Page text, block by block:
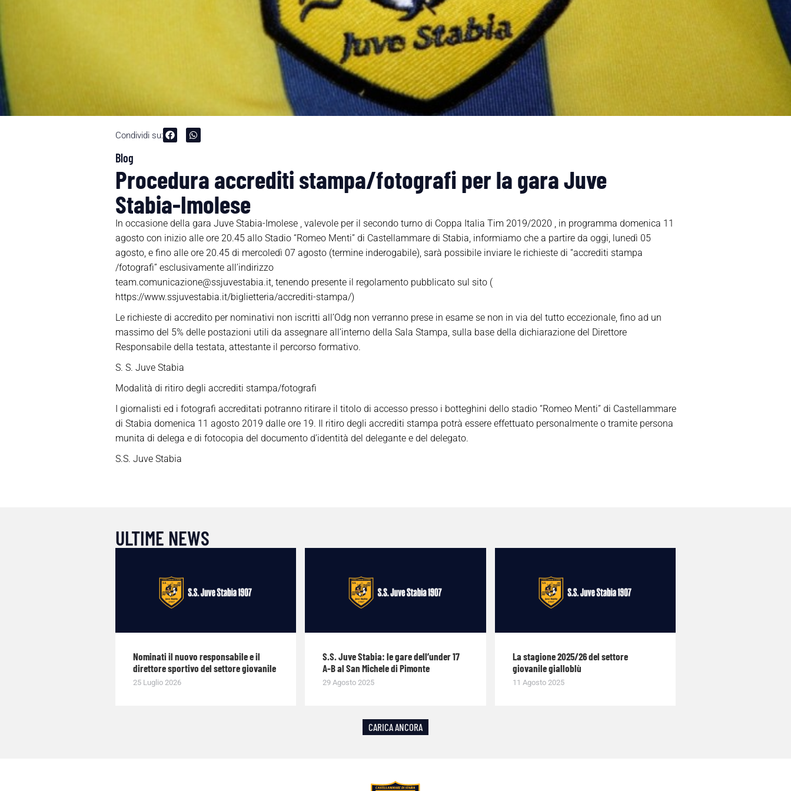
Condividi su:
Blog
Procedura accrediti stampa/fotografi per la gara Juve
Stabia-Imolese
In occasione della gara Juve Stabia-Imolese , valevole per il secondo turno di Coppa Italia Tim 2019/2020 , in programma domenica 11
agosto con inizio alle ore 20.45 allo Stadio “Romeo Menti” di Castellammare di Stabia, informiamo che a partire da oggi, lunedì 05
agosto, e fino alle ore 20.45 di mercoledì 07 agosto (termine inderogabile), sarà possibile inviare le richieste di “accrediti stampa
/fotografi” esclusivamente all’indirizzo
team.comunicazione@ssjuvestabia.it, tenendo presente il regolamento pubblicato sul sito (
https://www.ssjuvestabia.it/biglietteria/accrediti-stampa/)
Le richieste di accredito per nominativi non iscritti all’Odg non verranno prese in esame se non in via del tutto eccezionale, fino ad un
massimo del 5% delle postazioni utili da assegnare all’interno della Sala Stampa, sulla base della dichiarazione del Direttore
Responsabile della testata, attestante il percorso formativo.
S. S. Juve Stabia
Modalità di ritiro degli accrediti stampa/fotografi
I giornalisti ed i fotografi accreditati potranno ritirare il titolo di accesso presso i botteghini dello stadio “Romeo Menti” di Castellammare
di Stabia domenica 11 agosto 2019 dalle ore 19. Il ritiro degli accrediti stampa potrà essere effettuato personalmente o tramite persona
munita di delega e di fotocopia del documento d’identità del delegante e del delegato.
S.S. Juve Stabia
ULTIME NEWS
Nominati il nuovo responsabile e il
direttore sportivo del settore giovanile
25 Luglio 2026
S.S. Juve Stabia: le gare dell’under 17
A-B al San Michele di Pimonte
29 Agosto 2025
La stagione 2025/26 del settore
giovanile gialloblù
11 Agosto 2025
CARICA ANCORA